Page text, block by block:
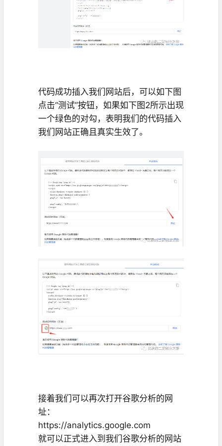
代码成功插入我们网站后，可以如下图
点击“测试”按钮，如果如下图2所示出现
一个绿色的对勾，表明我们的代码插入
我们网站正确且真实生效了。
接着我们可以再次打开谷歌分析的网
址：
https://analytics.google.com
就可以正式进入到我们谷歌分析的网站